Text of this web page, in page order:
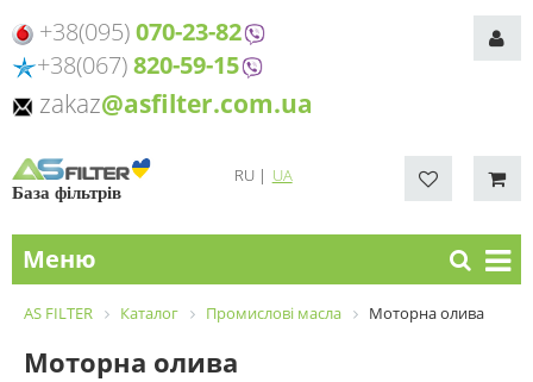
+38(095)070-23-82
+38(067)820-59-15
zakaz@asfilter.com.ua
База фільтрів
RU | UA
Меню
AS FILTER Каталог Промислові масла Моторна олива
Моторна олива